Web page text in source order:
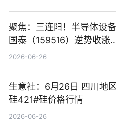
聚焦：三连阳！半导体设
国泰（159516）逆势收涨
3.5%，近10日累计净流入
2026-06-26
生意社：6月26日 四川地
硅421#硅价格行情
2026-06-26